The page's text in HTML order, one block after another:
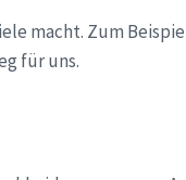
macht. Zum
für uns.